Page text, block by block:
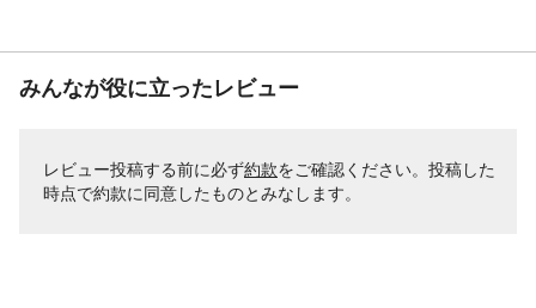
みんなが役に立ったレビュー
レビュー投稿する前に必ず約款をご確認ください。投稿した
時点で約款に同意したものとみなします。